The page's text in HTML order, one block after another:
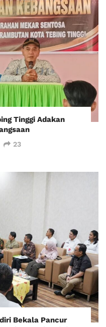
Tinggi Adakan
23
Bekala Pancur